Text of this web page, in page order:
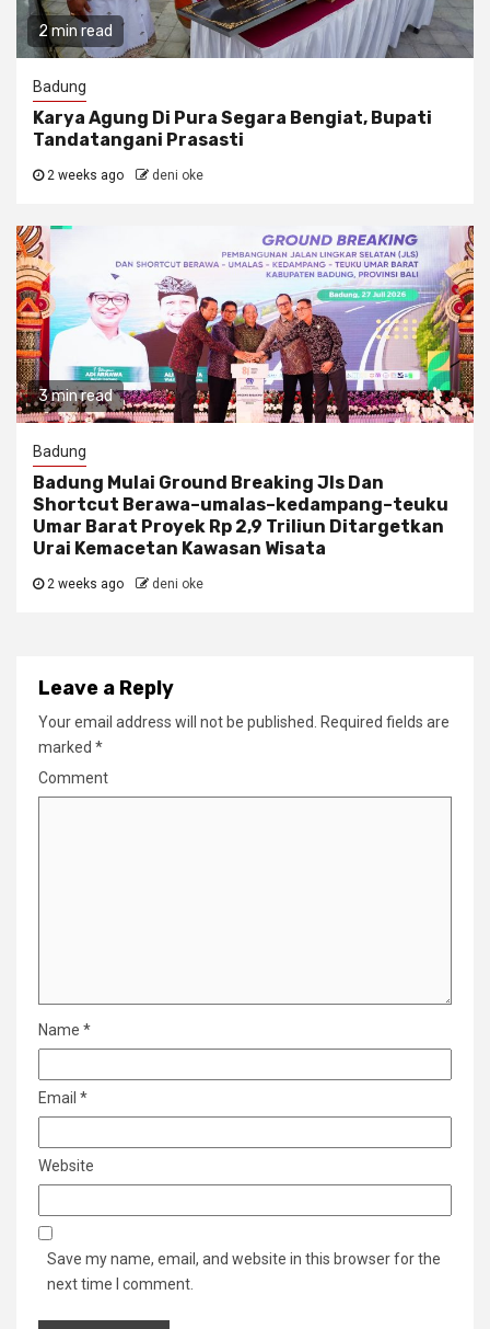
2 min read
Badung
Karya Agung Di Pura Segara Bengiat, Bupati
Tandatangani Prasasti
2 weeks ago deni oke
3 min read
Badung
Badung Mulai Ground Breaking Jls Dan
Shortcut Berawa–umalas–kedampang–teuku
Umar Barat Proyek Rp 2,9 Triliun Ditargetkan
Urai Kemacetan Kawasan Wisata
2 weeks ago deni oke
Leave a Reply
Your email address will not be published.
Required fields are
marked *
Comment
Name *
Email *
Website
Save my name, email, and website in this browser for the
next time I comment.